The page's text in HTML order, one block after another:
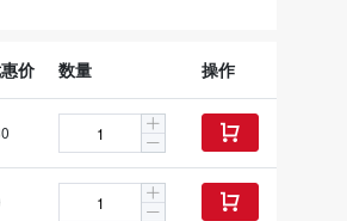
价 数量 操作

